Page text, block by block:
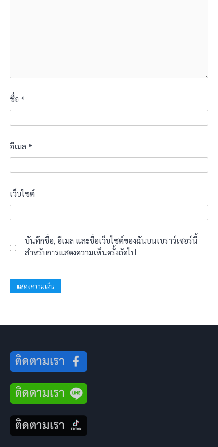
ชื่อ *
อีเมล *
เว็บไซต์
บันทึกชื่อ, อีเมล และชื่อเว็บไซต์ของฉันบนเบราว์เซอร์นี้
สำหรับการแสดงความเห็นครั้งถัดไป